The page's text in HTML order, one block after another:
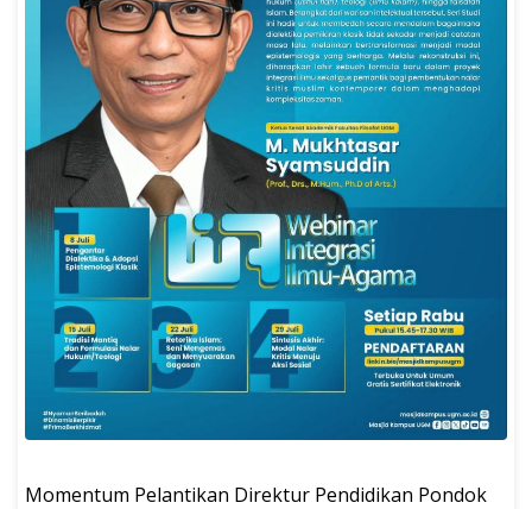
Momentum Pelantikan Direktur Pendidikan Pondok